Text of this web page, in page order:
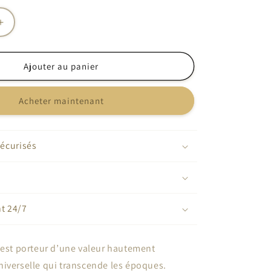
Augmenter
la
quantité
Bracelet
vie
doré
Ajouter au panier
Acheter maintenant
24/7
est porteur d’une valeur hautement
qui transcende les époques.